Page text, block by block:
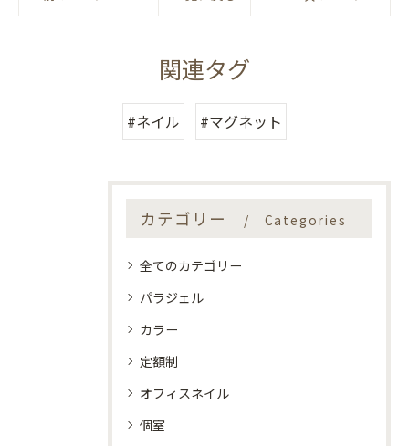
関連タグ
#ネイル #マグネット
カテゴリー Categories
全てのカテゴリー
パラジェル
カラー
定額制
オフィスネイル
個室